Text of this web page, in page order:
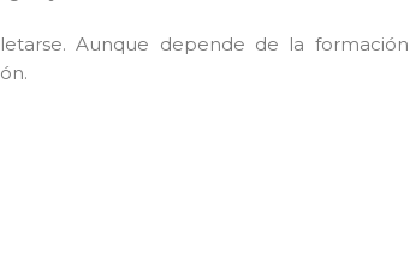
Aunque depende de la formación